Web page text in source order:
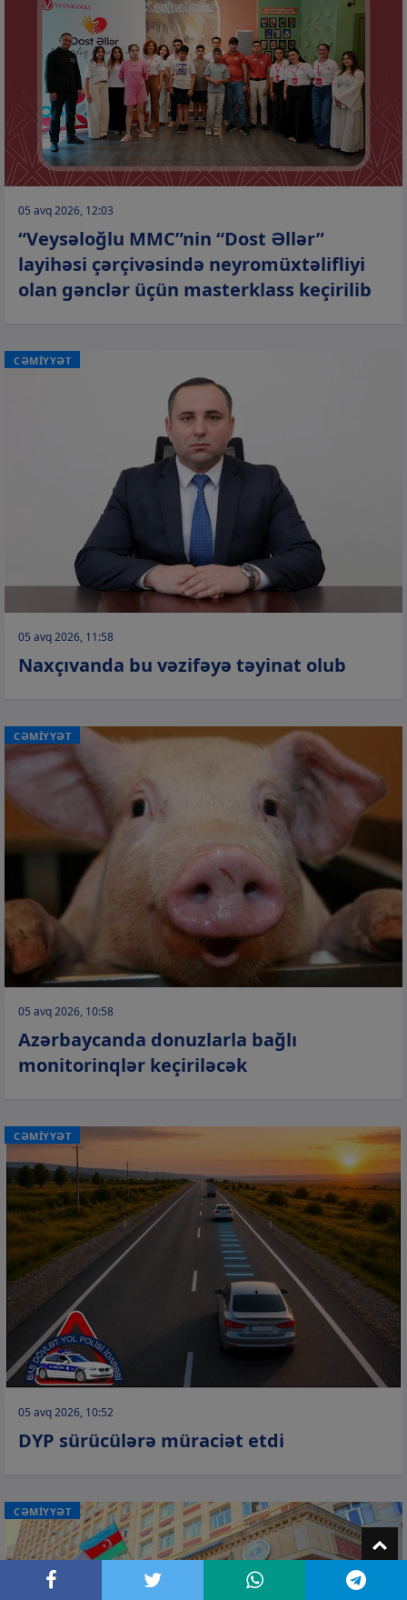
05 avq 2026, 12:03
“Veysəloğlu MMC”nin “Dost Əllər”
layihəsi çərçivəsində neyromüxtəlifliyi
olan gənclər üçün masterklass keçirilib
CƏMİYYƏT
05 avq 2026, 11:58
Naxçıvanda bu vəzifəyə təyinat olub
CƏMİYYƏT
05 avq 2026, 10:58
Azərbaycanda donuzlarla bağlı
monitorinqlər keçiriləcək
CƏMİYYƏT
05 avq 2026, 10:52
DYP sürücülərə müraciət etdi
CƏMİYYƏT